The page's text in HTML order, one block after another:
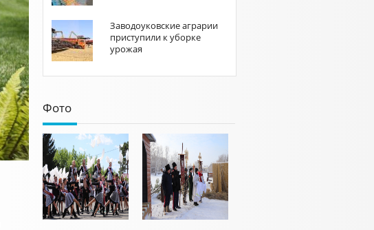
Заводоуковские аграрии
приступили к уборке
урожая
Фото